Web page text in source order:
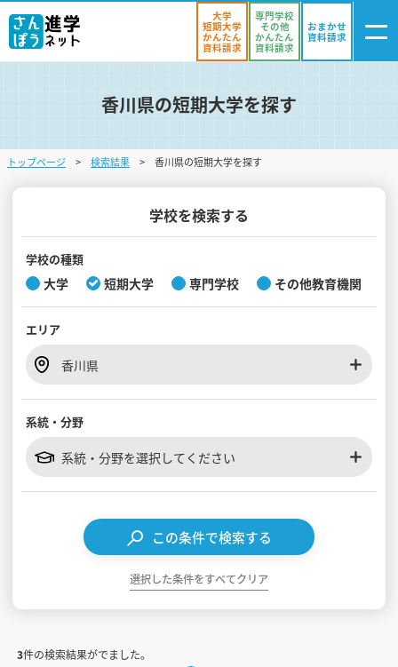
ログイン
・登録
気になる
学校を探す
オープンキャンパスを探す
入試・受験入門
見学会WEB手引書
大学
短期大学
かんたん
資料請求
専門学校
その他
かんたん
資料請求
おまかせ
資料請求
香川県の短期大学を探す
トップページ 検索結果 香川県の短期大学を探す
学校を検索する
学校の種類
大学 短期大学 専門学校 その他教育機関
エリア
香川県
系統・分野
系統・分野を選択してください
この条件で検索する
選択した条件をすべてクリア
3件の検索結果がでました。